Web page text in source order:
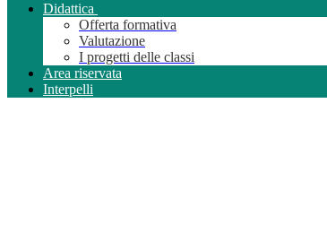
Didattica
Offerta formativa
Valutazione
I progetti delle classi
Area riservata
Interpelli